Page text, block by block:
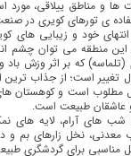
و مناطق ییلاقی، مورد
ی تورهای کویری در
انتهای خود و زیبایی های
این منطقه می توان چشم
(تلماسه) كه بر اثر وزش
تغییر است؛ از جذاب
مطلوب است و کوهستان
عاشقان طبیعت است.
شب های آرام، لایه های
نخل زارهای بم و
برای گردشگری